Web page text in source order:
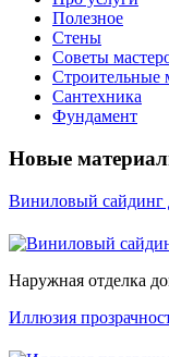
Полезное
Стены
Советы
Строительные
Сантехника
Фундамент
Новые
Виниловый сайдинг
Наружная отделка
Иллюзия